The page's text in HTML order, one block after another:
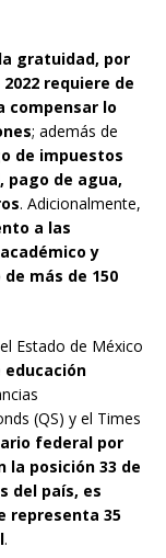
gratuidad, por
requiere de
compensar lo
; además de
de impuestos
pago de agua,
. Adicionalmente,
a las
y
más de 150
Estado de México
(QS) y el Times
federal por
la posición 33 de
del país, es
representa 35
.